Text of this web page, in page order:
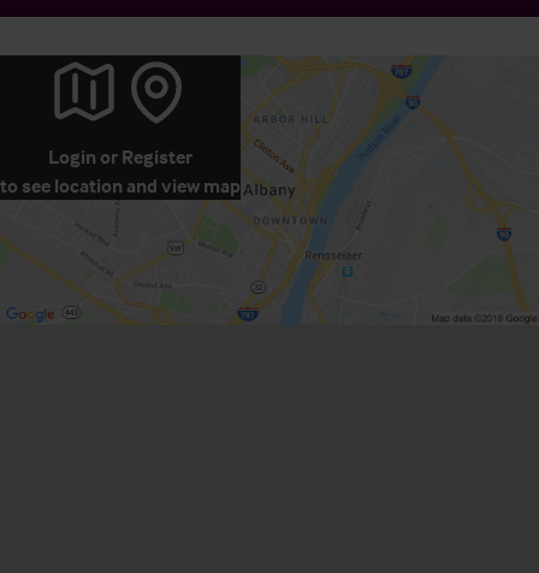
Login or Register
to see location and view map